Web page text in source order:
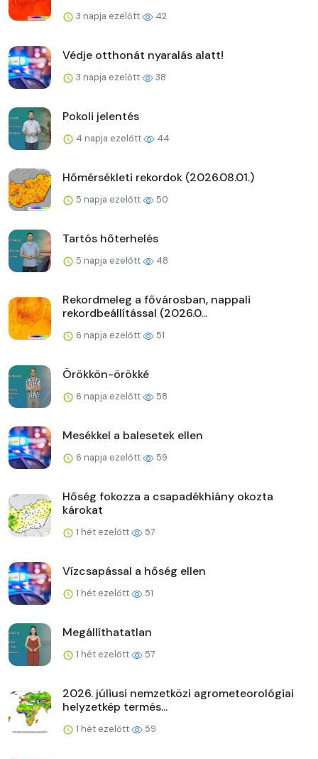
3 napja ezelőtt 42
Védje otthonát nyaralás alatt!
3 napja ezelőtt 38
Pokoli jelentés
4 napja ezelőtt 44
Hőmérsékleti rekordok (2026.08.01.)
5 napja ezelőtt 50
Tartós hőterhelés
5 napja ezelőtt 48
Rekordmeleg a fővárosban, nappali
rekordbeállítással (2026.0...
6 napja ezelőtt 51
Örökkön-örökké
6 napja ezelőtt 58
Mesékkel a balesetek ellen
6 napja ezelőtt 59
Hőség fokozza a csapadékhiány okozta
károkat
1 hét ezelőtt 57
Vízcsapással a hőség ellen
1 hét ezelőtt 51
Megállíthatatlan
1 hét ezelőtt 57
2026. júliusi nemzetközi agrometeorológiai
helyzetkép termés...
1 hét ezelőtt 59